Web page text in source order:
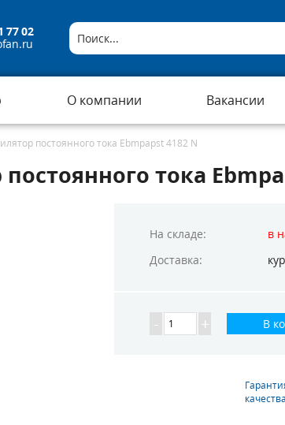
77 02
О компании Вакансии
постоянного тока Ebmpapst 4182 N
тока
На складе:
в
Доставка:
- + В
качества